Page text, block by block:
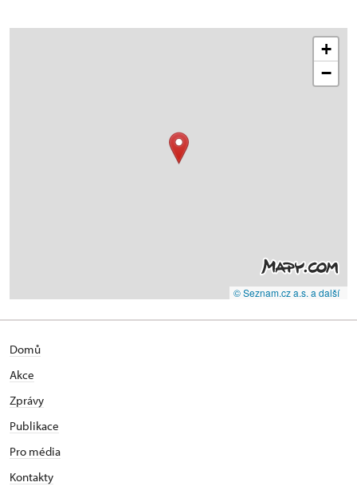
+
−
© Seznam.cz a.s. a další
Domů
Akce
Zprávy
Publikace
Pro média
Kontakty